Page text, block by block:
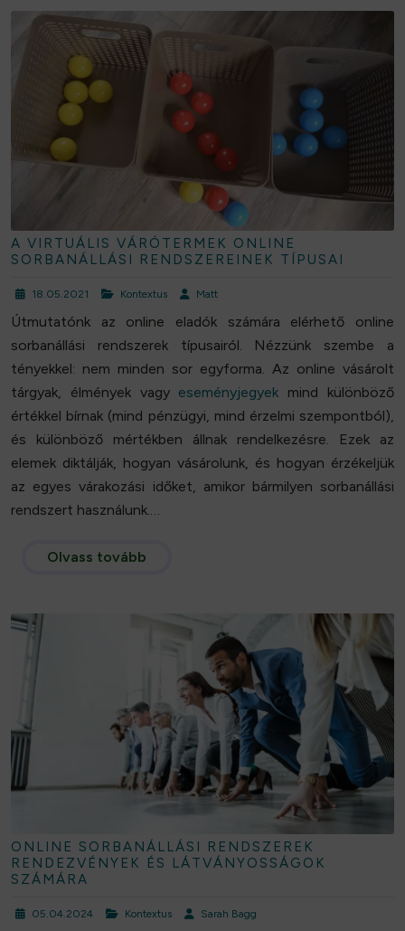
A VIRTUÁLIS VÁRÓTERMEK ONLINE
SORBANÁLLÁSI RENDSZEREINEK TÍPUSAI
18.05.2021 Kontextus Matt
Útmutatónk az online eladók számára elérhető online
sorbanállási rendszerek típusairól. Nézzünk szembe a
tényekkel: nem minden sor egyforma. Az online vásárolt
tárgyak, élmények vagy eseményjegyek mind különböző
értékkel bírnak (mind pénzügyi, mind érzelmi szempontból),
és különböző mértékben állnak rendelkezésre. Ezek az
elemek diktálják, hogyan vásárolunk, és hogyan érzékeljük
az egyes várakozási időket, amikor bármilyen sorbanállási
rendszert használunk.…
Olvass tovább
ONLINE SORBANÁLLÁSI RENDSZEREK
RENDEZVÉNYEK ÉS LÁTVÁNYOSSÁGOK
SZÁMÁRA
05.04.2024 Kontextus Sarah Bagg